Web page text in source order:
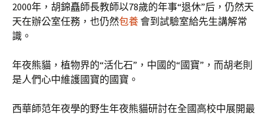
2000年，胡錦矗師長教師以78歲的年事“退休”后，仍然天
天在辦公室任務，也仍然包養會到試驗室給先生講解常
識。
年夜熊貓，植物界的“活化石”，中國的“國寶”，而胡老則
是人們心中維護國寶的國寶。
西華師范年夜學的野生年夜熊貓研討在全國高校中展開最